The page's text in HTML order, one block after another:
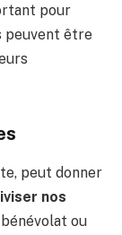
pour
peuvent être
peut donner
nos
ou